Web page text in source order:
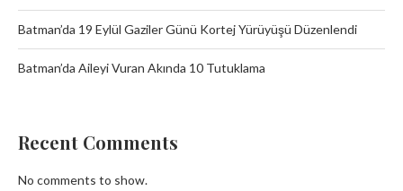
Batman’da 19 Eylül Gaziler Günü Kortej Yürüyüşü Düzenlendi
Batman’da Aileyi Vuran Akında 10 Tutuklama
Recent Comments
No comments to show.